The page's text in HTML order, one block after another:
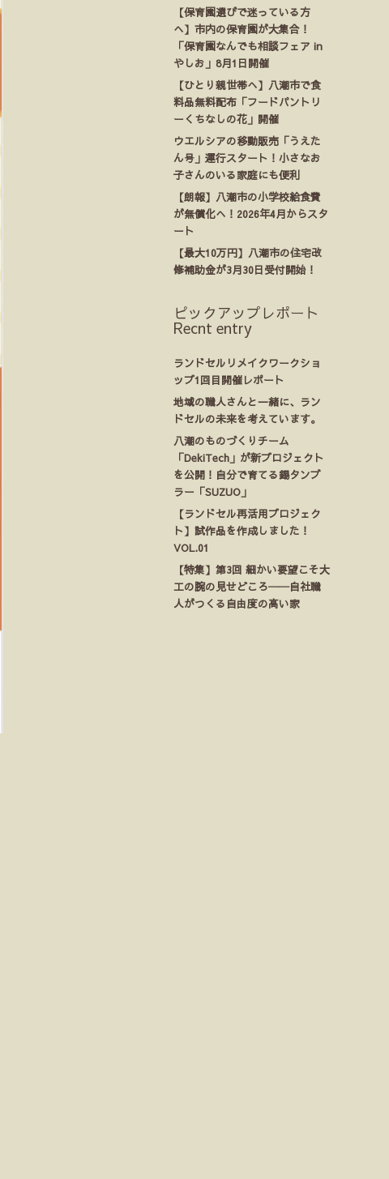
【保育園選びで迷っている方
へ】市内の保育園が大集合！
「保育園なんでも相談フェア in
やしお」8月1日開催
【ひとり親世帯へ】八潮市で食
料品無料配布「フードパントリ
ーくちなしの花」開催
ウエルシアの移動販売「うえた
ん号」運行スタート！小さなお
子さんのいる家庭にも便利
【朗報】八潮市の小学校給食費
が無償化へ！2026年4月からスタ
ート
【最大10万円】八潮市の住宅改
修補助金が3月30日受付開始！
ピックアップレポート
Recnt entry
ランドセルリメイクワークショ
ップ1回目開催レポート
地域の職人さんと一緒に、ラン
ドセルの未来を考えています。
八潮のものづくりチーム
「DekiTech」が新プロジェクト
を公開！自分で育てる錫タンブ
ラー「SUZUO」
【ランドセル再活用プロジェク
ト】試作品を作成しました！
VOL.01
【特集】第3回 細かい要望こそ大
工の腕の見せどころ──自社職
人がつくる自由度の高い家